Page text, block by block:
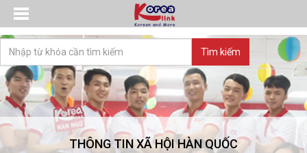
THÔNG TIN XÃ HỘI HÀN QUỐC